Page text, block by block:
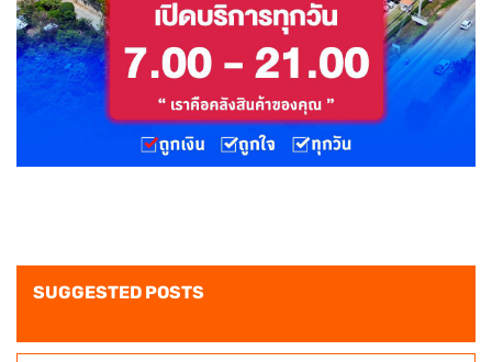
SUGGESTED POSTS